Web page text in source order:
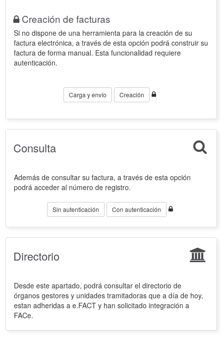
Creación de facturas
Si no dispone de una herramienta para la creación de su
factura electrónica, a través de esta opción podrá construir su
factura de forma manual. Esta funcionalidad requiere
autenticación.
Carga y envío Creación
Consulta
Además de consultar su factura, a través de esta opción
podrá acceder al número de registro.
Sin autenticación Con autenticación
Directorio
Desde este apartado, podrá consultar el directorio de
órganos gestores y unidades tramitadoras que a día de hoy,
estan adheridas a e.FACT y han solicitado integración a
FACe.